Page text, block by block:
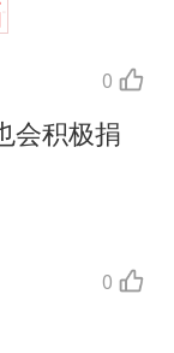
0
会积极捐
0